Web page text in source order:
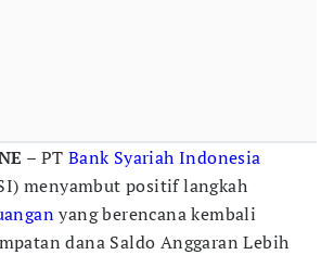
– PT Bank Syariah Indonesia
menyambut positif langkah
yang berencana kembali
dana Saldo Anggaran Lebih